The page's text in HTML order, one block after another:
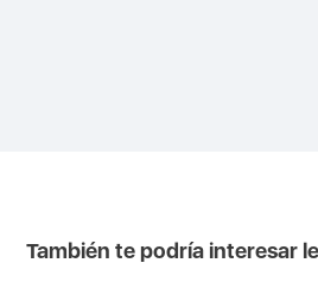
También te podría interesar